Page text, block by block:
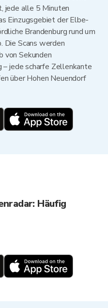
jede alle 5 Minuten
Einzugsgebiet der Elbe-
Brandenburg rund um
Die Scans werden
von Sekunden
jede scharfe Zellenkante
über Hohen Neuendorf
Häufig